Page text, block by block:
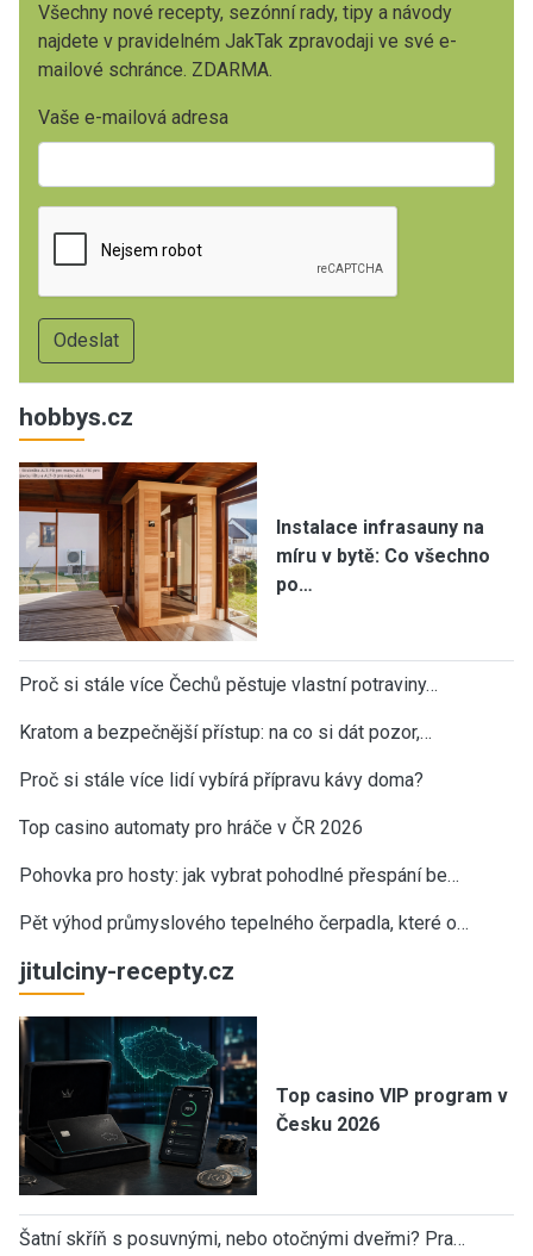
Všechny nové recepty, sezónní rady, tipy a návody
najdete v pravidelném JakTak zpravodaji ve své e-
mailové schránce. ZDARMA.
Vaše e-mailová adresa
hobbys.cz
Instalace infrasauny na
míru v bytě: Co všechno
po…
Proč si stále více Čechů pěstuje vlastní potraviny…
Kratom a bezpečnější přístup: na co si dát pozor,…
Proč si stále více lidí vybírá přípravu kávy doma?
Top casino automaty pro hráče v ČR 2026
Pohovka pro hosty: jak vybrat pohodlné přespání be…
Pět výhod průmyslového tepelného čerpadla, které o…
jitulciny-recepty.cz
Top casino VIP program v
Česku 2026
Šatní skříň s posuvnými, nebo otočnými dveřmi? Pra…